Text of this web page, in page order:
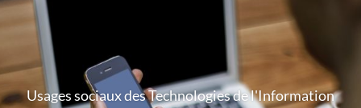
Usages sociaux des Technologies de l'Information